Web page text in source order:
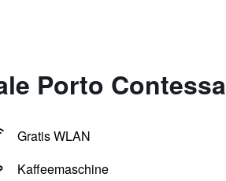
Porto Contessa
Gratis WLAN
Kaffeemaschine